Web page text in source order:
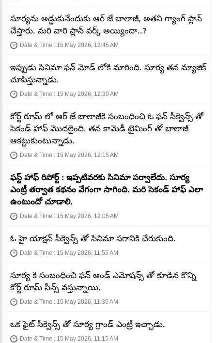
సూర్యను అడ్డుకునేందుకు ఆర్ జే బాలాజీ, అతని గ్యాంగ్ ప్లాన్
చేస్తారు. మరి వారి ప్లాన్ వర్క్ అయ్యిందా..?
Date & Time : 15 May 2026, 12:45 AM
ఇప్పుడు సినిమా ఫన్ మోడ్ లోకి మారింది. సూర్య తన మ్యాజిక్
చూపిస్తున్నాడు.
Date & Time : 15 May 2026, 12:30 AM
కోర్ట్ రూమ్ లో ఆర్ జే బాలాజీకి సంబంధించి ఓ ఫన్ సీక్వెన్స్ తో
సెకండ్ హాఫ్ మొదలైంది. తన కామెడీ టైమింగ్ తో బాలాజీ
ఆకట్టుకుంటున్నాడు.
Date & Time : 15 May 2026, 12:15 AM
ఫస్ట్ హాఫ్ రిపోర్ట్ : ఇప్పటివరకు సినిమా పర్వాలేదు. సూర్య
ఎంట్రీ తర్వాత కథనం వేగంగా సాగింది. మరి సెకండ్ హాఫ్ ఎలా
ఉంటుందో చూడాలి.
Date & Time : 15 May 2026, 12:05 AM
ఓ హై యాక్షన్ సీక్వెన్స్ తో సినిమా సగానికి చేరుకుంది.
Date & Time : 15 May 2026, 11:55 AM
సూర్య కి సంబంధించి ఫన్ అండ్ ఎమోషన్స్ తో కూడిన కొన్ని
కోర్ట్ రూమ్ సీన్స్ వస్తున్నాయి.
Date & Time : 15 May 2026, 11:35 AM
ఒక ఫైట్ సీక్వెన్స్ తో సూర్య గ్రాండ్ ఎంట్రీ ఇచ్చాడు.
Date & Time : 15 May 2026, 11:15 AM